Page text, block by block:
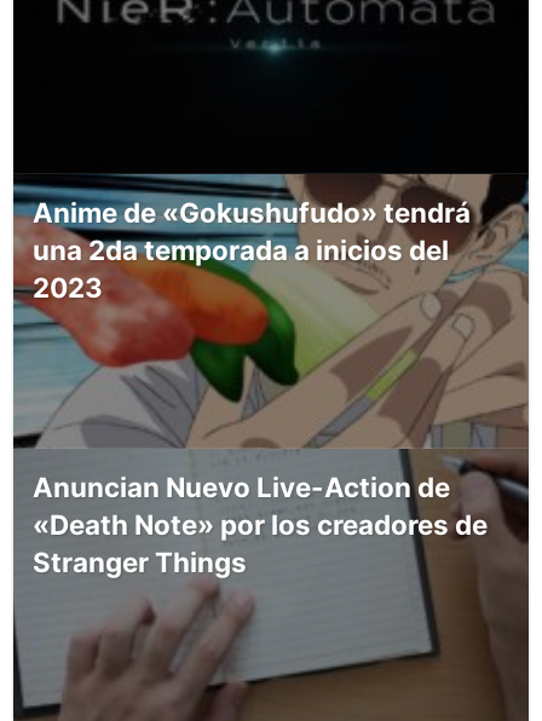
Anime de «Gokushufudo» tendrá
una 2da temporada a inicios del
2023
Anuncian Nuevo Live-Action de
«Death Note» por los creadores de
Stranger Things